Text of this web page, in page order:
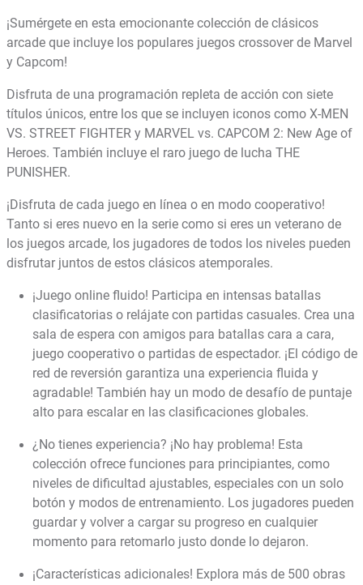
¡Sumérgete en esta emocionante colección de clásicos
arcade que incluye los populares juegos crossover de Marvel
y Capcom!
Disfruta de una programación repleta de acción con siete
títulos únicos, entre los que se incluyen iconos como X-MEN
VS. STREET FIGHTER y MARVEL vs. CAPCOM 2: New Age of
Heroes. También incluye el raro juego de lucha THE
PUNISHER.
¡Disfruta de cada juego en línea o en modo cooperativo!
Tanto si eres nuevo en la serie como si eres un veterano de
los juegos arcade, los jugadores de todos los niveles pueden
disfrutar juntos de estos clásicos atemporales.
¡Juego online fluido! Participa en intensas batallas
clasificatorias o relájate con partidas casuales. Crea una
sala de espera con amigos para batallas cara a cara,
juego cooperativo o partidas de espectador. ¡El código de
red de reversión garantiza una experiencia fluida y
agradable! También hay un modo de desafío de puntaje
alto para escalar en las clasificaciones globales.
¿No tienes experiencia? ¡No hay problema! Esta
colección ofrece funciones para principiantes, como
niveles de dificultad ajustables, especiales con un solo
botón y modos de entrenamiento. Los jugadores pueden
guardar y volver a cargar su progreso en cualquier
momento para retomarlo justo donde lo dejaron.
¡Características adicionales! Explora más de 500 obras